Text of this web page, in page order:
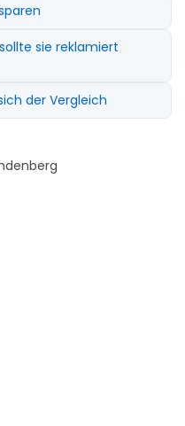
sie reklamiert
der Vergleich